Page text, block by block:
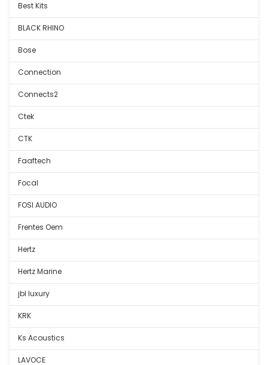
Best Kits
BLACK RHINO
Bose
Connection
Connects2
Ctek
CTK
Faaftech
Focal
FOSI AUDIO
Frentes Oem
Hertz
Hertz Marine
jbl luxury
KRK
Ks Acoustics
LAVOCE